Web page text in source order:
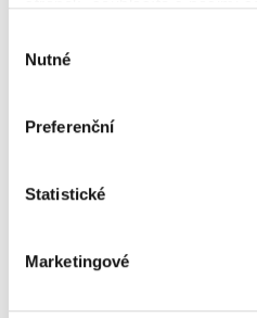
souhlasu
Nutné
Preferenční
Statistické
Marketingové